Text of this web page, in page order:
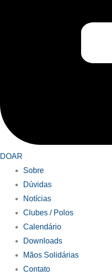
DOAR
Sobre
Dúvidas
Notícias
Clubes / Polos
Calendário
Downloads
Mãos Solidárias
Contato